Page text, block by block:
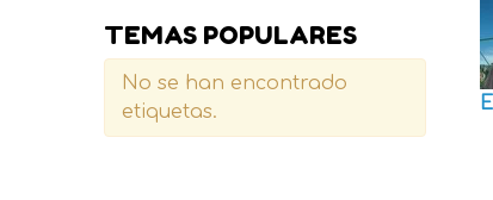
TEMAS POPULARES
No se han encontrado
etiquetas.